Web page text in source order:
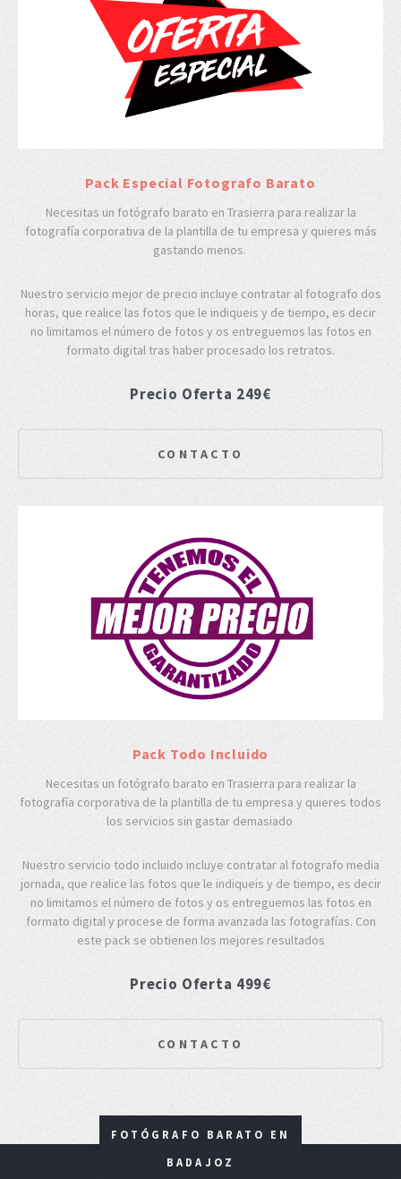
Pack Especial Fotografo Barato
Necesitas un fotógrafo barato en Trasierra para realizar la
fotografía corporativa de la plantilla de tu empresa y quieres más
gastando menos.
Nuestro servicio mejor de precio incluye contratar al fotografo dos
horas, que realice las fotos que le indiqueis y de tiempo, es decir
no limitamos el número de fotos y os entreguemos las fotos en
formato digital tras haber procesado los retratos.
Precio Oferta 249€
CONTACTO
Pack Todo Incluido
Necesitas un fotógrafo barato en Trasierra para realizar la
fotografía corporativa de la plantilla de tu empresa y quieres todos
los servicios sin gastar demasiado
Nuestro servicio todo incluido incluye contratar al fotografo media
jornada, que realice las fotos que le indiqueis y de tiempo, es decir
no limitamos el número de fotos y os entreguemos las fotos en
formato digital y procese de forma avanzada las fotografías. Con
este pack se obtienen los mejores resultados
Precio Oferta 499€
CONTACTO
FOTÓGRAFO BARATO EN
BADAJOZ